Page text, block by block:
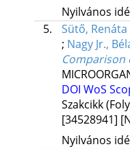
Nyilvános
5.
Sütő, Renáta
; Nagy Jr.,
Comparison
DOI WoS
Szakcikk
[34528941]
Nyilvános